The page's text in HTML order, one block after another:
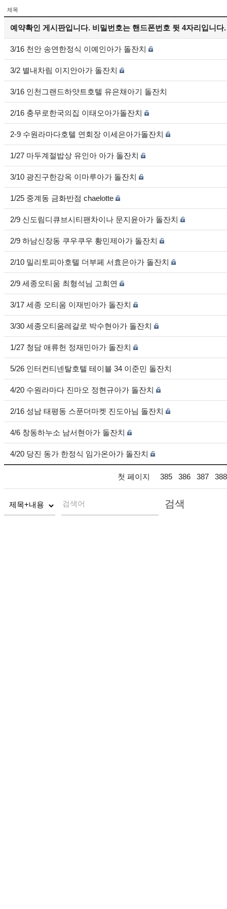
제목
예약확인 게시판입니다. 비밀번호는 핸드폰번호 뒷 4자리입니다.
3/16 천안 송연한정식 이예인아가 돌잔치
3/2 별내차림 이지안아가 돌잔치
3/16 인천그랜드하얏트호텔 유은채아기 돌잔치
2/16 충무로한국의집 이태오아가돌잔치
2-9 수원라마다호텔 연회장 이세은아가돌잔치
1/27 마두계절밥상 유인아 아가 돌잔치
3/10 광진구한강옥 이마루아가 돌잔치
1/25 중계동 금화반점 chaelotte
2/9 신도림디큐브시티팬차이나 문지윤아가 돌잔치
2/9 하남신장동 쿠우쿠우 황민제아가 돌잔치
2/10 밀리토피아호텔 더부페 서효은아가 돌잔치
2/9 세종오티움 최형석님 고희연
3/17 세종 오티움 이재빈아가 돌잔치
3/30 세종오티움레갈로 박수현아가 돌잔치
1/27 청담 애류헌 정재민아가 돌잔치
5/26 인터컨티넨탈호텔 테이블 34 이준민 돌잔치
4/20 수원라마다 진마오 정현규아가 돌잔치
2/16 성남 태평동 스푼더마켓 진도아님 돌잔치
4/6 창동하누소 남서현아가 돌잔치
4/20 당진 동가 한정식 임가온아가 돌잔치
첫 페이지 385 386 387 388
검색어 검색